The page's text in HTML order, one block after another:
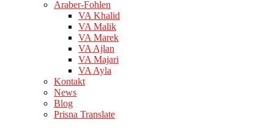
Araber-Fohlen
VA Khalid
VA Malik
VA Marek
VA Ajlan
VA Majari
VA Ayla
Kontakt
News
Blog
Prisna Translate